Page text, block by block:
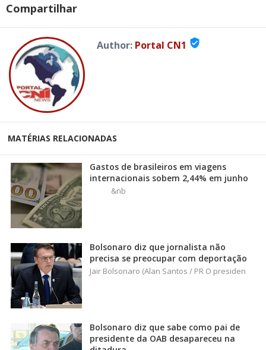
Compartilhar
Author: Portal CN1 verified_user
MATÉRIAS RELACIONADAS
Gastos de brasileiros em viagens
internacionais sobem 2,44% em junho
&nb
Bolsonaro diz que jornalista não
precisa se preocupar com deportação
Jair Bolsonaro (Alan Santos / PR O presiden
Bolsonaro diz que sabe como pai de
presidente da OAB desapareceu na